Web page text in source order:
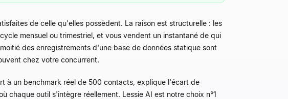
de celle qu'elles possèdent. La raison est structurelle : les
mensuel ou trimestriel, et vous vendent un instantané de qui
des enregistrements d'une base de données statique sont
chez votre concurrent.
à un benchmark réel de 500 contacts, explique l'écart de
chaque outil s'intègre réellement. Lessie AI est notre choix n°1